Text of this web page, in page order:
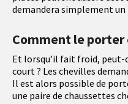
demandera simplement un
Comment le porter
Et lorsqu’il fait froid,
court ? Les chevilles
Il est alors possible de
une paire de chaussettes